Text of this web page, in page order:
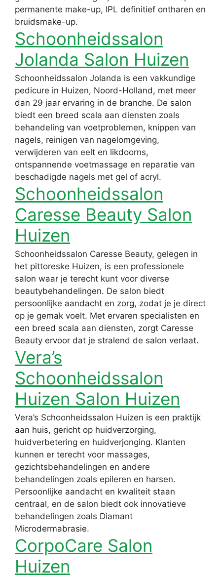
permanente make-up, IPL definitief ontharen en
bruidsmake-up.
Schoonheidssalon
Jolanda Salon Huizen
Schoonheidssalon Jolanda is een vakkundige
pedicure in Huizen, Noord-Holland, met meer
dan 29 jaar ervaring in de branche. De salon
biedt een breed scala aan diensten zoals
behandeling van voetproblemen, knippen van
nagels, reinigen van nagelomgeving,
verwijderen van eelt en likdoorns,
ontspannende voetmassage en reparatie van
beschadigde nagels met gel of acryl.
Schoonheidssalon
Caresse Beauty Salon
Huizen
Schoonheidssalon Caresse Beauty, gelegen in
het pittoreske Huizen, is een professionele
salon waar je terecht kunt voor diverse
beautybehandelingen. De salon biedt
persoonlijke aandacht en zorg, zodat je je direct
op je gemak voelt. Met ervaren specialisten en
een breed scala aan diensten, zorgt Caresse
Beauty ervoor dat je stralend de salon verlaat.
Vera’s
Schoonheidssalon
Huizen Salon Huizen
Vera’s Schoonheidssalon Huizen is een praktijk
aan huis, gericht op huidverzorging,
huidverbetering en huidverjonging. Klanten
kunnen er terecht voor massages,
gezichtsbehandelingen en andere
behandelingen zoals epileren en harsen.
Persoonlijke aandacht en kwaliteit staan
centraal, en de salon biedt ook innovatieve
behandelingen zoals Diamant
Microdermabrasie.
CorpoCare Salon
Huizen